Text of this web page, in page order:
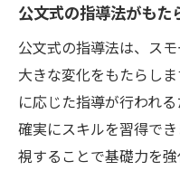
公文式の指導法がもた
公文式の指導法は、ス
大きな変化をもたらし
に応じた指導が行われ
確実にスキルを習得で
視することで基礎力を